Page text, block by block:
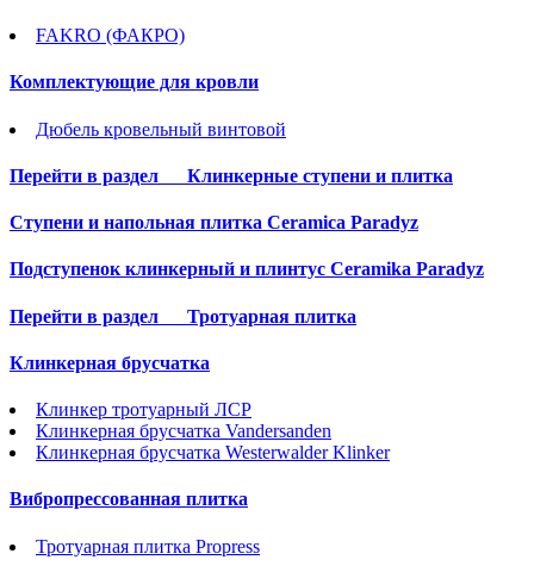
FAKRO (ФАКРО)
Комплектующие для кровли
Дюбель кровельный винтовой
Перейти в раздел Клинкерные ступени и плитка
Cтупени и напольная плитка Ceramica Paradyz
Подступенок клинкерный и плинтус Ceramika Paradyz
Перейти в раздел Тротуарная плитка
Клинкерная брусчатка
Клинкер тротуарный ЛСР
Клинкерная брусчатка Vandersanden
Клинкерная брусчатка Westerwalder Klinker
Вибропрессованная плитка
Тротуарная плитка Propress